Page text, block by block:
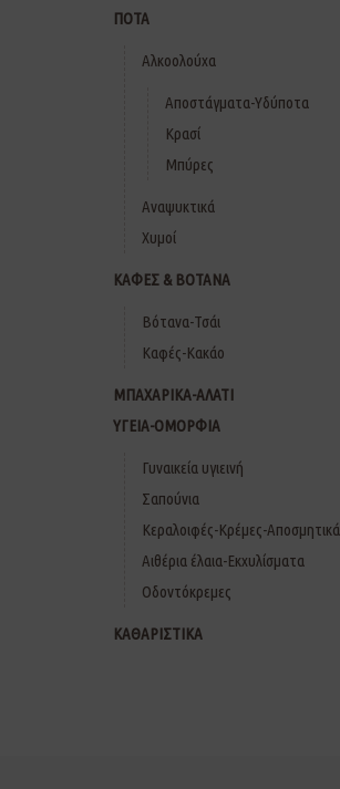
ΠΟΤΑ
Αλκοολούχα
Αποστάγματα-Υδύποτα
Κρασί
Μπύρες
Αναψυκτικά
Χυμοί
ΚΑΦΕΣ & ΒΟΤΑΝΑ
Βότανα-Τσάι
Καφές-Κακάο
ΜΠΑΧΑΡΙΚΑ-ΑΛΑΤΙ
ΥΓΕΙΑ-ΟΜΟΡΦΙΑ
Γυναικεία υγιεινή
Σαπούνια
Κεραλοιφές-Κρέμες-Αποσμητικά
Αιθέρια έλαια-Εκχυλίσματα
Οδοντόκρεμες
ΚΑΘΑΡΙΣΤΙΚΑ